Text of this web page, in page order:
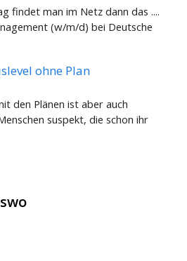
findet man im Netz dann das ....
(w/m/d) bei Deutsche
ohne Plan
den Plänen ist aber auch
suspekt, die schon ihr